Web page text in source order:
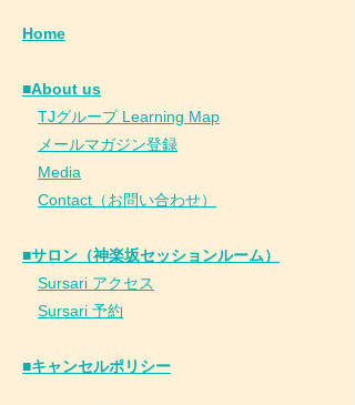
Home
■About us
TJグループ Learning Map
メールマガジン登録
Media
Contact（お問い合わせ）
■サロン（神楽坂セッションルーム）
Sursari アクセス
Sursari 予約
​■キャンセルポリシー